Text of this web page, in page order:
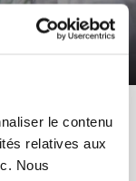
le contenu
relatives aux
Noustrouver